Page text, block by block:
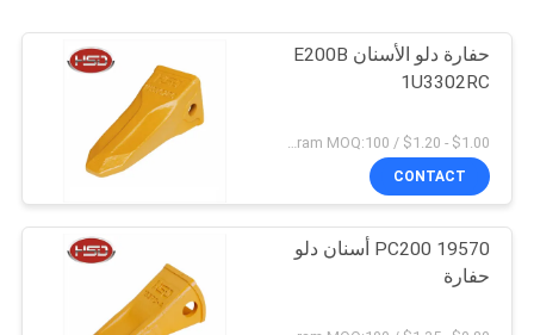
حفارة دلو الأسنان E200B
1U3302RC
CONTACT
PC200 19570 أسنان دلو
حفارة